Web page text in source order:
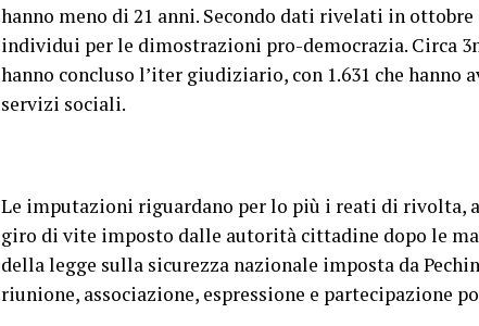
hanno meno di 21 anni. Secondo dati rivelati in
individui per le dimostrazioni pro-democrazia. Circa
hanno concluso l’iter giudiziario, con 1.631 che
servizi sociali.
Le imputazioni riguardano per lo più i reati di rivolta,
giro di vite imposto dalle autorità cittadine dopo le
della legge sulla sicurezza nazionale imposta da
riunione, associazione, espressione e partecipazione